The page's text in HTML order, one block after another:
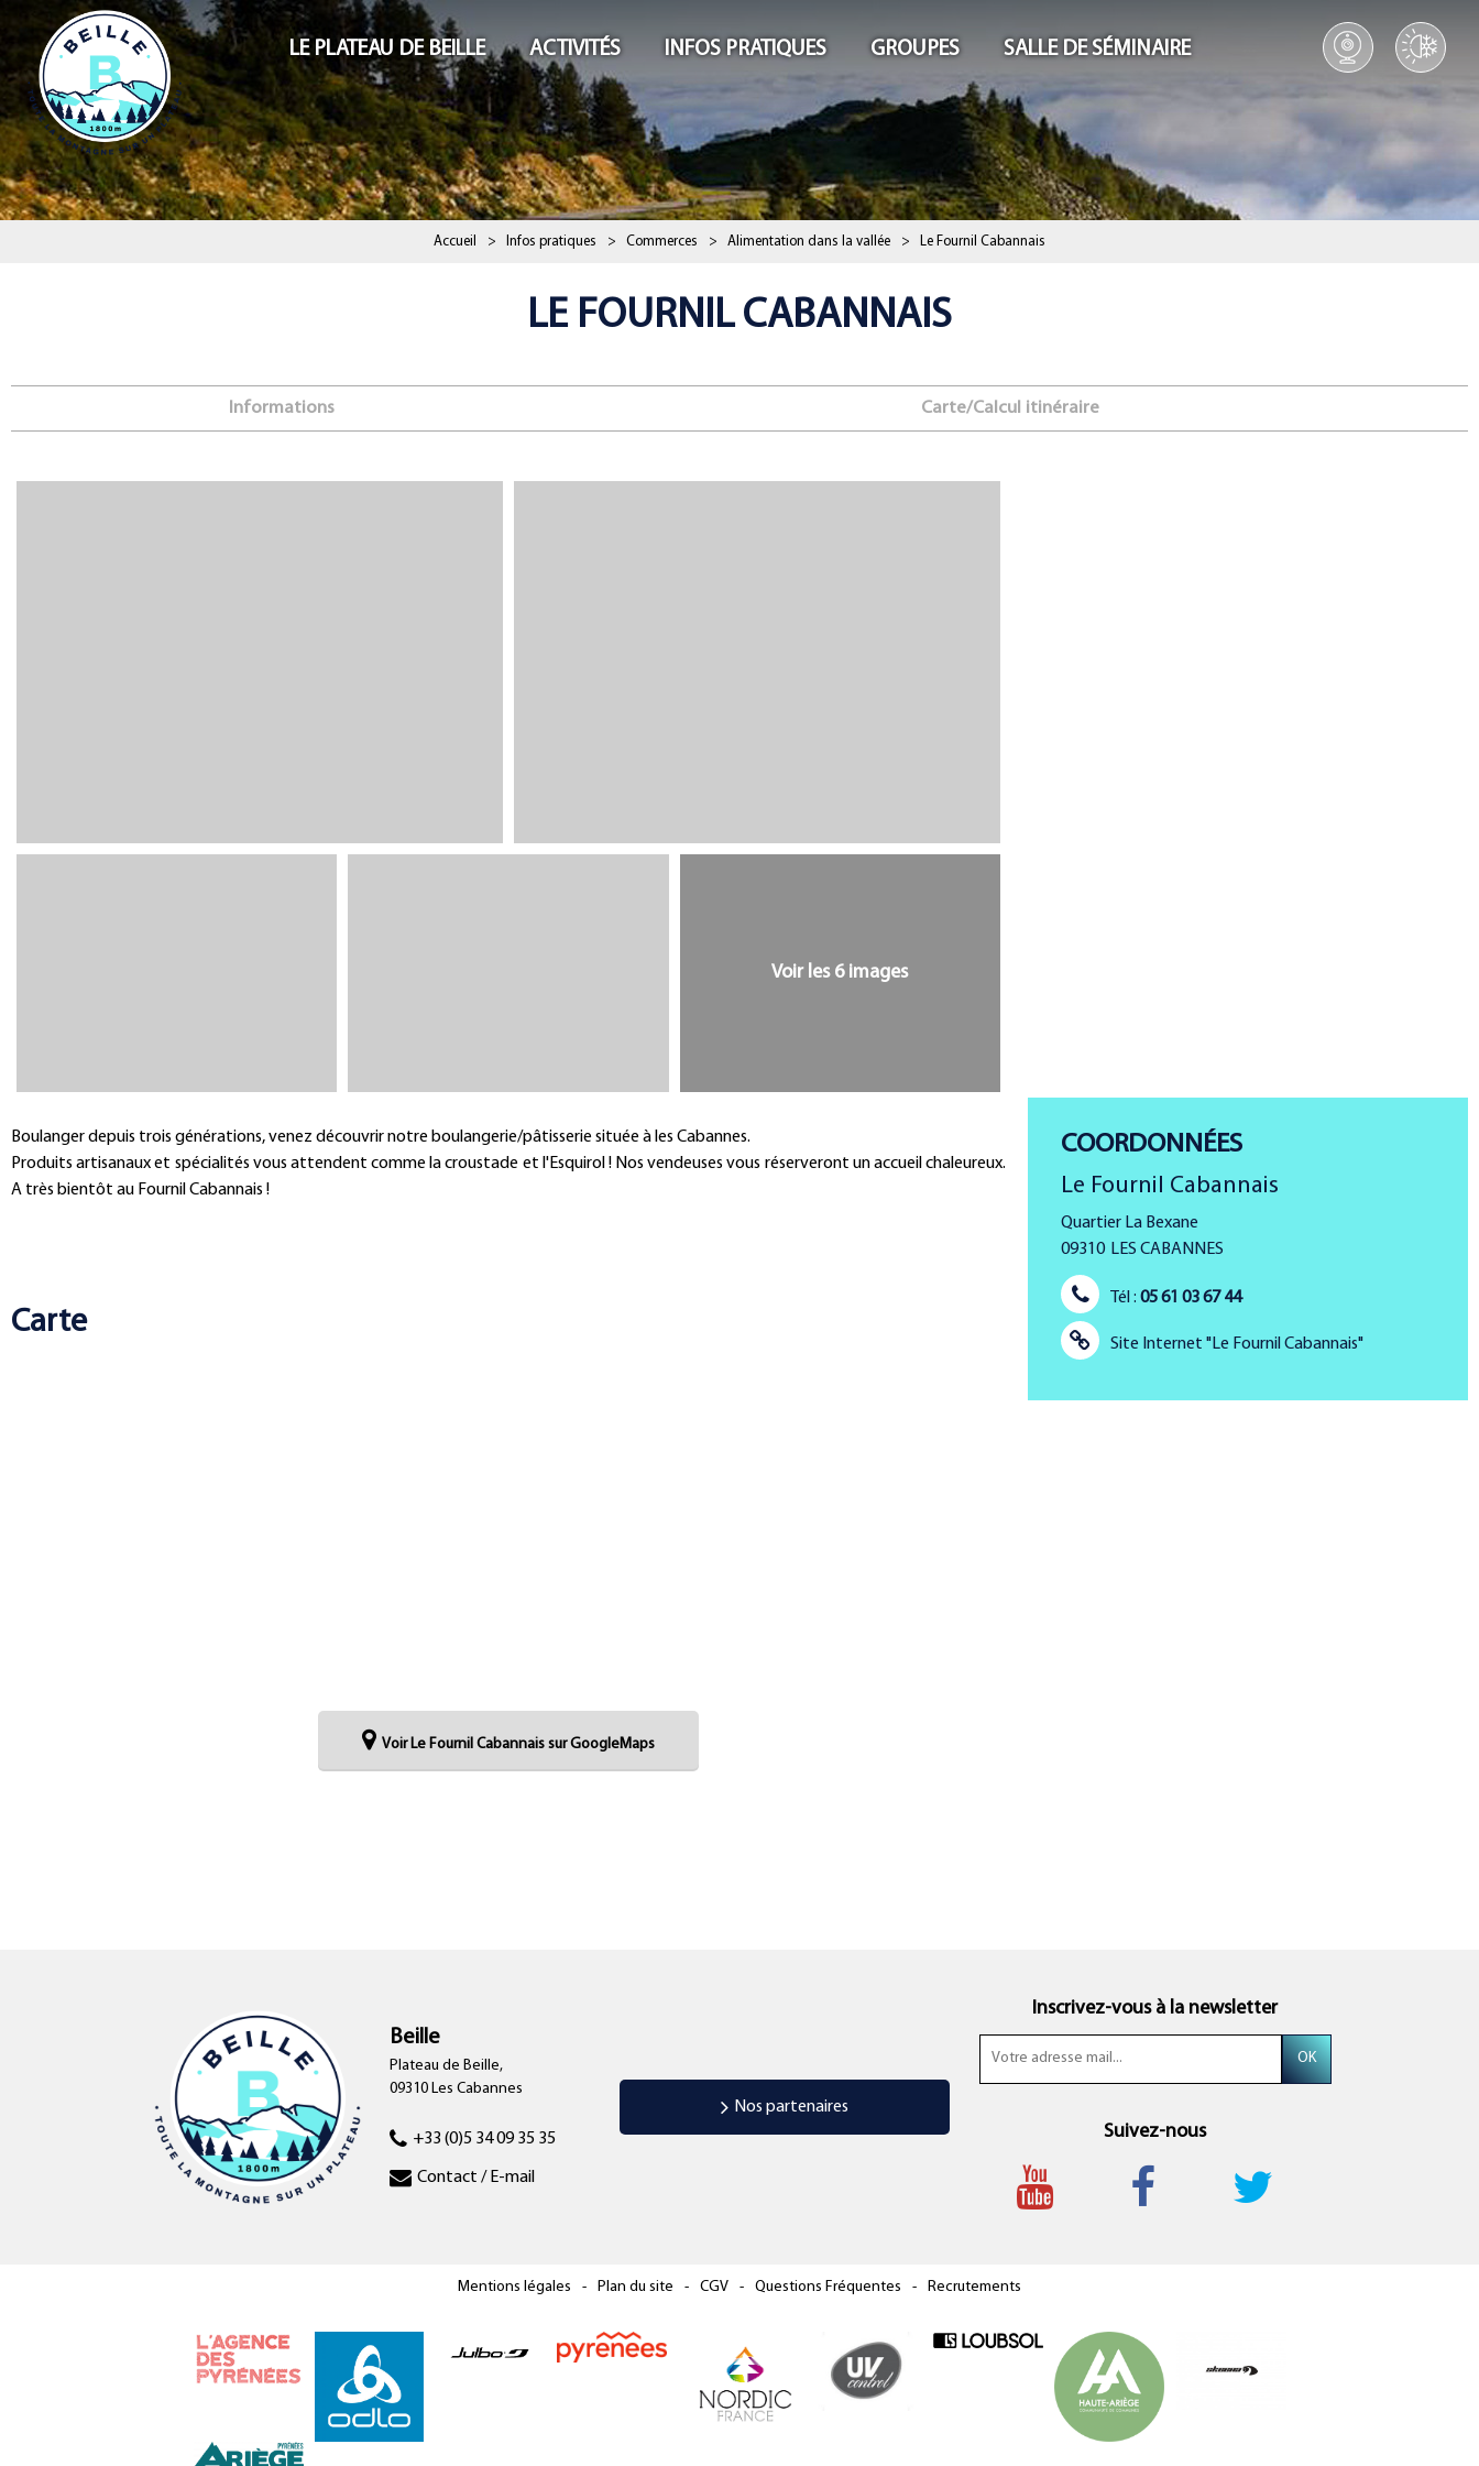
LE PLATEAU DE BEILLE ACTIVITÉS INFOS PRATIQUES GROUPES SALLE DE SÉMINAIRE
Accueil > Infos pratiques > Commerces > Alimentation dans la vallée > Le Fournil Cabannais
LE FOURNIL CABANNAIS
Informations Carte/Calcul itinéraire
Voir les 6 images
Boulanger depuis trois générations, venez découvrir notre boulangerie/pâtisserie située à les Cabannes.
Produits artisanaux et spécialités vous attendent comme la croustade et l'Esquirol ! Nos vendeuses vous réserveront un accueil chaleureux.
A très bientôt au Fournil Cabannais !
Carte
Voir Le Fournil Cabannais sur GoogleMaps
COORDONNÉES
Le Fournil Cabannais
Quartier La Bexane
09310 LES CABANNES
Tél : 05 61 03 67 44
Site Internet "Le Fournil Cabannais"
Beille
Plateau de Beille,
09310 Les Cabannes
+33 (0)5 34 09 35 35
Contact / E-mail
Nos partenaires
Inscrivez-vous à la newsletter
Suivez-nous
Mentions légales Plan du site CGV Questions Fréquentes Recrutements